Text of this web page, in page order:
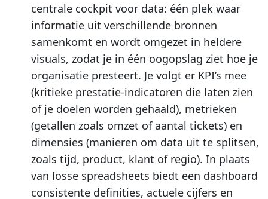
centrale cockpit voor data: één plek waar
informatie uit verschillende bronnen
samenkomt en wordt omgezet in heldere
visuals, zodat je in één oogopslag ziet hoe je
organisatie presteert. Je volgt er KPI’s mee
(kritieke prestatie-indicatoren die laten zien
of je doelen worden gehaald), metrieken
(getallen zoals omzet of aantal tickets) en
dimensies (manieren om data uit te splitsen,
zoals tijd, product, klant of regio). In plaats
van losse spreadsheets biedt een dashboard
consistente definities, actuele cijfers en